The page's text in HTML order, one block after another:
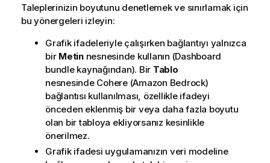
Taleplerinizin boyutunu denetlemek ve sınırlamak için
bu yönergeleri izleyin:
Grafik ifadeleriyle çalışırken bağlantıyı yalnızca
bir Metinnesnesinde kullanın (Dashboard
bundlekaynağından). Bir Tablo
nesnesinde Cohere (Amazon Bedrock)
bağlantısı kullanılması, özellikle ifadeyi
önceden eklenmiş bir veya daha fazla boyutu
olan bir tabloya ekliyorsanız kesinlikle
önerilmez.
Grafik ifadesi uygulamanızın veri modeline